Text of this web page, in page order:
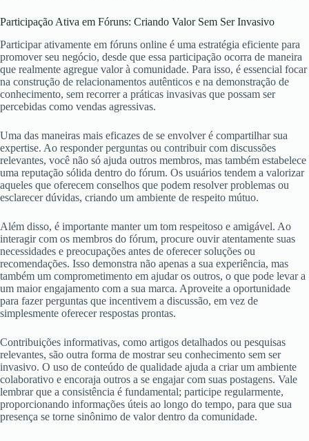
Participação Ativa em Fóruns: Criando Valor Sem Ser Invasivo
Participar ativamente em fóruns online é uma estratégia eficiente para
promover seu negócio, desde que essa participação ocorra de maneira
que realmente agregue valor à comunidade. Para isso, é essencial focar
na construção de relacionamentos autênticos e na demonstração de
conhecimento, sem recorrer a práticas invasivas que possam ser
percebidas como vendas agressivas.
Uma das maneiras mais eficazes de se envolver é compartilhar sua
expertise. Ao responder perguntas ou contribuir com discussões
relevantes, você não só ajuda outros membros, mas também estabelece
uma reputação sólida dentro do fórum. Os usuários tendem a valorizar
aqueles que oferecem conselhos que podem resolver problemas ou
esclarecer dúvidas, criando um ambiente de respeito mútuo.
Além disso, é importante manter um tom respeitoso e amigável. Ao
interagir com os membros do fórum, procure ouvir atentamente suas
necessidades e preocupações antes de oferecer soluções ou
recomendações. Isso demonstra não apenas a sua experiência, mas
também um comprometimento em ajudar os outros, o que pode levar a
um maior engajamento com a sua marca. Aproveite a oportunidade
para fazer perguntas que incentivem a discussão, em vez de
simplesmente oferecer respostas prontas.
Contribuições informativas, como artigos detalhados ou pesquisas
relevantes, são outra forma de mostrar seu conhecimento sem ser
invasivo. O uso de conteúdo de qualidade ajuda a criar um ambiente
colaborativo e encoraja outros a se engajar com suas postagens. Vale
lembrar que a consistência é fundamental; participe regularmente,
proporcionando informações úteis ao longo do tempo, para que sua
presença se torne sinônimo de valor dentro da comunidade.